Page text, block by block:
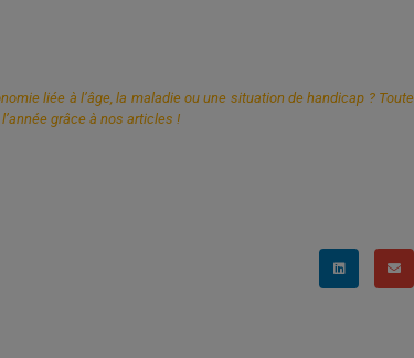
liée à l’âge, la maladie ou une situation de handicap ? Toute
grâce à nos articles !